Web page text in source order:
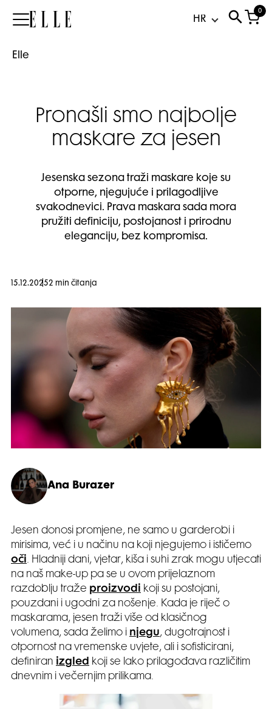
Elle
0
Elle
Pronašli smo najbolje
maskare za jesen
Jesenska sezona traži maskare koje su
otporne, njegujuće i prilagodljive
svakodnevici. Prava maskara sada mora
pružiti definiciju, postojanost i prirodnu
eleganciju, bez kompromisa.
15.12.20252 min čitanja
Ana Burazer
Jesen donosi promjene, ne samo u garderobi i
mirisima, već i u načinu na koji njegujemo i ističemo
oči . Hladniji dani, vjetar, kiša i suhi zrak mogu utjecati
na naš make-up pa se u ovom prijelaznom
razdoblju traže proizvodi
koji su postojani,
pouzdani i ugodni za nošenje. Kada je riječ o
maskarama, jesen traži više od klasičnog
volumena, sada želimo i njegu, dugotrajnost i
otpornost na vremenske uvjete, ali i sofisticirani,
definiran
izgled koji se lako prilagođava različitim
dnevnim i večernjim prilikama.